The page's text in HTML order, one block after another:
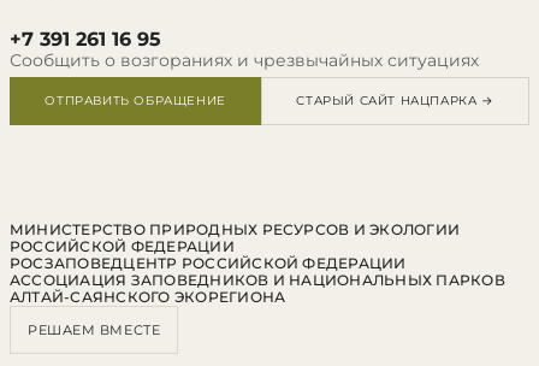
+7 391 261 16 95
Сообщить о возгораниях и чрезвычайных ситуациях
ОТПРАВИТЬ ОБРАЩЕНИЕ СТАРЫЙ САЙТ НАЦПАРКА →
МИНИСТЕРСТВО ПРИРОДНЫХ РЕСУРСОВ И ЭКОЛОГИИ
РОССИЙСКОЙ ФЕДЕРАЦИИ
РОСЗАПОВЕДЦЕНТР РОССИЙСКОЙ ФЕДЕРАЦИИ
АССОЦИАЦИЯ ЗАПОВЕДНИКОВ И НАЦИОНАЛЬНЫХ ПАРКОВ
АЛТАЙ-САЯНСКОГО ЭКОРЕГИОНА
РЕШАЕМ ВМЕСТЕ